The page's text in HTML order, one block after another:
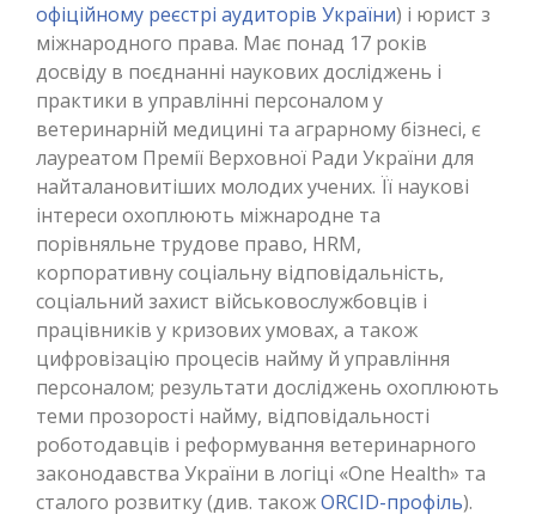
офіційному реєстрі аудиторів України) і юрист з
міжнародного права. Має понад 17 років
досвіду в поєднанні наукових досліджень і
практики в управлінні персоналом у
ветеринарній медицині та аграрному бізнесі, є
лауреатом Премії Верховної Ради України для
найталановитіших молодих учених. Її наукові
інтереси охоплюють міжнародне та
порівняльне трудове право, HRM,
корпоративну соціальну відповідальність,
соціальний захист військовослужбовців і
працівників у кризових умовах, а також
цифровізацію процесів найму й управління
персоналом; результати досліджень охоплюють
теми прозорості найму, відповідальності
роботодавців і реформування ветеринарного
законодавства України в логіці «One Health» та
сталого розвитку (див. такожORCID-профіль).